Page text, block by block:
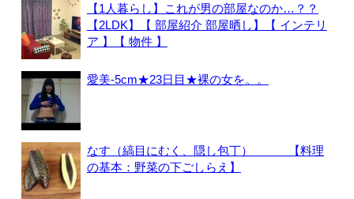
【1人暮らし】これが男の部屋なのか…？？
【2LDK】【 部屋紹介 部屋晒し】【 インテリ
ア 】【 物件 】
愛美-5cm★23日目★裸の女を。。
なす（縞目にむく、隠し包丁） 【料理
の基本：野菜の下ごしらえ】